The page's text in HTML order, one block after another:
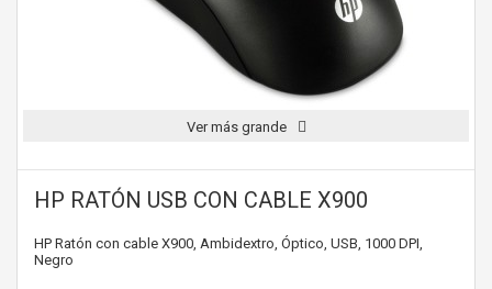
Ver más grande
HP RATÓN USB CON CABLE X900
HP Ratón con cable X900, Ambidextro, Óptico, USB, 1000 DPI,
Negro